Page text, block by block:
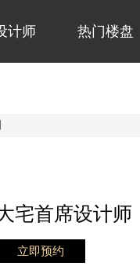
计师 热门楼盘
宅首席设计师
立即预约